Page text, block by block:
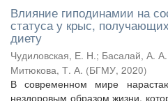
Влияние гиподинамии на
статуса у крыс,
диету
Чудиловская, Е. Н.; Басалай, А. А.
Митюкова, Т. А. (БГМУ, 2020)
В современном мире
нездоровым образом жизни,